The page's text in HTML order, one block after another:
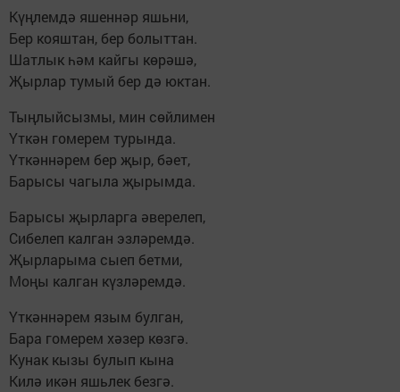
Күңлемдә яшеннәр яшьни,
Бер кояштан, бер болыттан.
Шатлык һәм кайгы көрәшә,
Җырлар тумый бер дә юктан.
Тыңлыйсызмы, мин сөйлимен
Үткән гомерем турында.
Үткәннәрем бер җыр, бәет,
Барысы чагыла җырымда.
Барысы җырларга әверелеп,
Сибелеп калган эзләремдә.
Җырларыма сыеп бетми,
Моңы калган күзләремдә.
Үткәннәрем язым булган,
Бара гомерем хәзер көзгә.
Кунак кызы булып кына
Килә икән яшьлек безгә.